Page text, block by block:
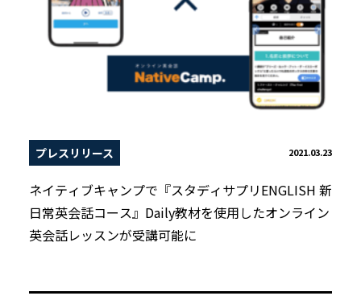
プレスリリース 2021.03.23
ネイティブキャンプで『スタディサプリENGLISH 新
日常英会話コース』Daily教材を使用したオンライン
英会話レッスンが受講可能に